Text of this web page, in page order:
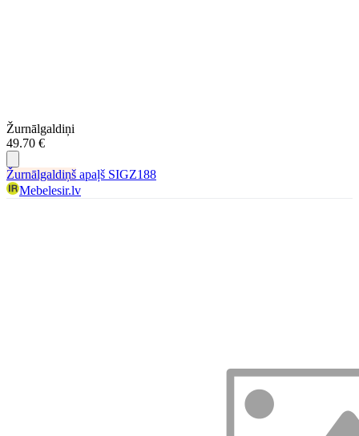
Žurnālgaldiņi
49.70 €
Žurnālgaldiņš apaļš SIGZ188
Mebelesir.lv